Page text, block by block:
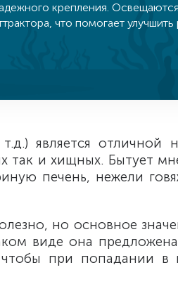
крепления.
что помогает улучшить
является отличной
так и хищных. Бытует
печень, нежели
но основное
виде она
при попадании в